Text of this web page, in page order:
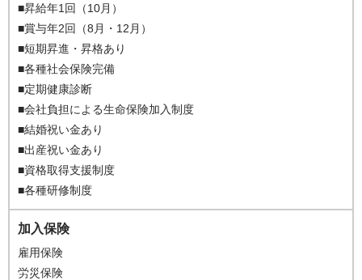
■昇給年1回（10月）
■賞与年2回（8月・12月）
■短期昇進・昇格あり
■各種社会保険完備
■定期健康診断
■会社負担による生命保険加入制度
■結婚祝い金あり
■出産祝い金あり
■資格取得支援制度
■各種研修制度
加入保険
雇用保険
労災保険